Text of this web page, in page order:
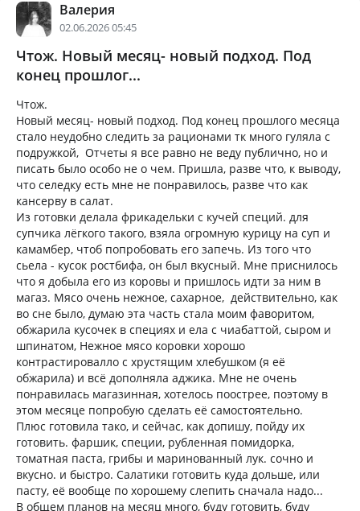
Валерия
02.06.2026 05:45
Чтож. Новый месяц- новый подход. Под
конец прошлог...
Чтож.
Новый месяц- новый подход. Под конец прошлого месяца
стало неудобно следить за рационами тк много гуляла с
подружкой, Отчеты я все равно не веду публично, но и
писать было особо не о чем. Пришла, разве что, к выводу,
что селедку есть мне не понравилось, разве что как
кансерву в салат.
Из готовки делала фрикадельки с кучей специй. для
супчика лёгкого такого, взяла огромную курицу на суп и
камамбер, чтоб попробовать его запечь. Из того что
сьела - кусок ростбифа, он был вкусный. Мне приснилось
что я добыла его из коровы и пришлось идти за ним в
магаз. Мясо очень нежное, сахарное, действительно, как
во сне было, думаю эта часть стала моим фаворитом,
обжарила кусочек в специях и ела с чиабаттой, сыром и
шпинатом, Нежное мясо коровки хорошо
контрастировалло с хрустящим хлебушком (я её
обжарила) и всё дополняла аджика. Мне не очень
понравилась магазинная, хотелось поострее, поэтому в
этом месяце попробую сделать её самостоятельно.
Плюс готовила тако, и сейчас, как допишу, пойду их
готовить. фаршик, специи, рубленная помидорка,
томатная паста, грибы и маринованный лук. сочно и
вкусно. и быстро. Салатики готовить куда дольше, или
пасту, её вообще по хорошему слепить сначала надо...
В общем планов на месяц много, буду готовить, буду